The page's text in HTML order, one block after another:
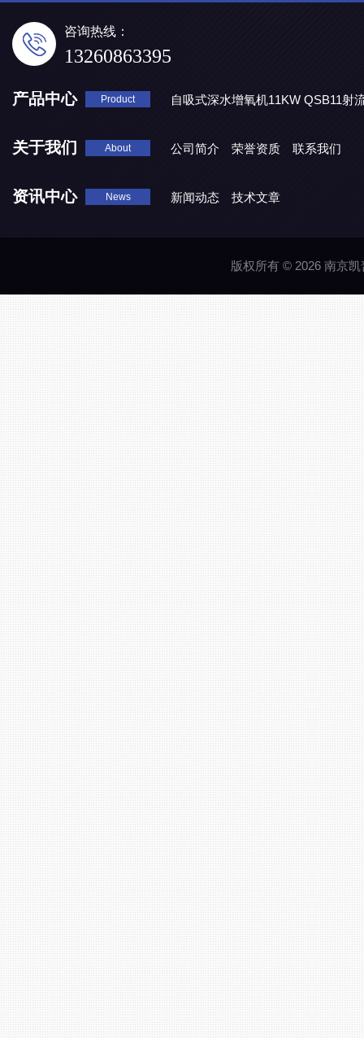
咨询热线：
13260863395
产品中心 Product
自吸式深水增氧机11KW QSB11射
关于我们 About 公司简介 荣誉资质 联系我们
资讯中心 News 新闻动态 技术文章
版权所有 © 2026 南京